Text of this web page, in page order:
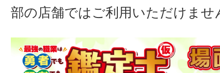
部の店舗ではご利用いただけませ